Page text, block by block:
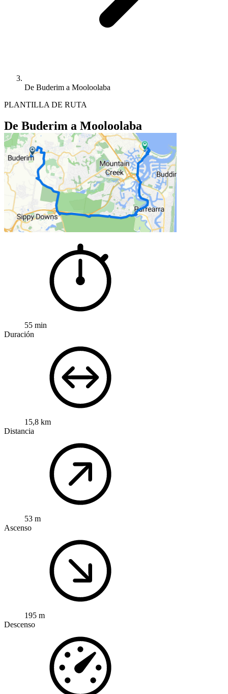
De Buderim a Mooloolaba
PLANTILLA DE RUTA
De Buderim a Mooloolaba
55 min
Duración
15,8 km
Distancia
53 m
Ascenso
195 m
Descenso